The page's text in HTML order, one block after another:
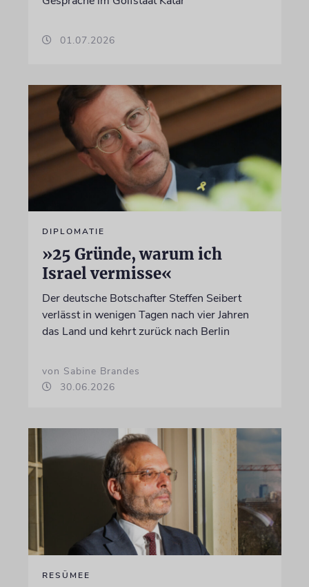
01.07.2026
DIPLOMATIE
»25 Gründe, warum ich
Israel vermisse«
Der deutsche Botschafter Steffen Seibert
verlässt in wenigen Tagen nach vier Jahren
das Land und kehrt zurück nach Berlin
von Sabine Brandes
30.06.2026
RESÜMEE